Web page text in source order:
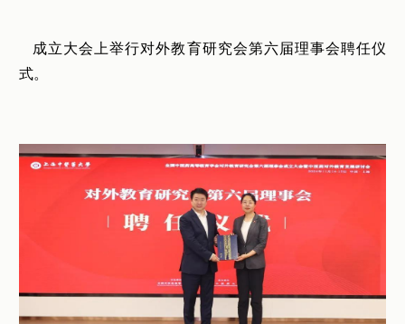
成立大会上举行对外教育研究会第六届理事会聘任仪
式。